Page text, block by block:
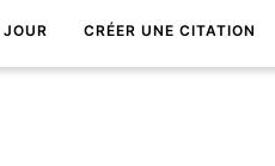
CRÉER UNE CITATION